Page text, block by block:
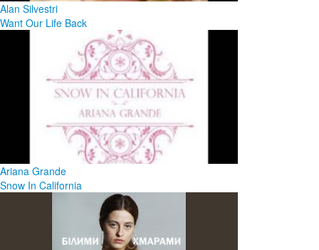
Alan Silvestri
Want Our Life Back
Ariana Grande
Snow In California